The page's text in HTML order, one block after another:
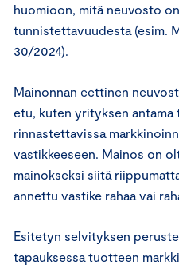
huomioon, mitä neuvosto
tunnistettavuudesta (esim.
30/2024).
Mainonnan eettinen
etu, kuten yrityksen antama
rinnastettavissa
vastikkeeseen. Mainos on
mainokseksi siitä
annettu vastike rahaa vai
Esitetyn selvityksen
tapauksessa tuotteen